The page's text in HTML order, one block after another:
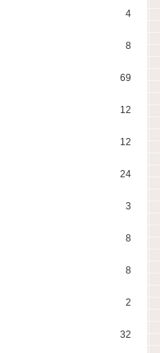
4
8
69
12
12
24
3
8
8
2
32